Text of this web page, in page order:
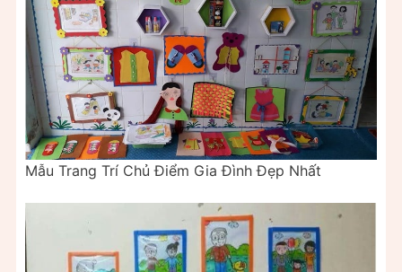
Mẫu Trang Trí Chủ Điểm Gia Đình Đẹp Nhất